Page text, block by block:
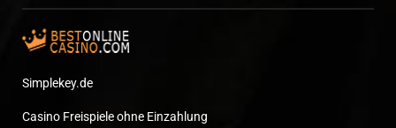
Simplekey.de
Casino Freispiele ohne Einzahlung